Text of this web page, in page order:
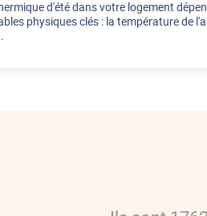
d'été dans votre logement
physiques clés : la température de